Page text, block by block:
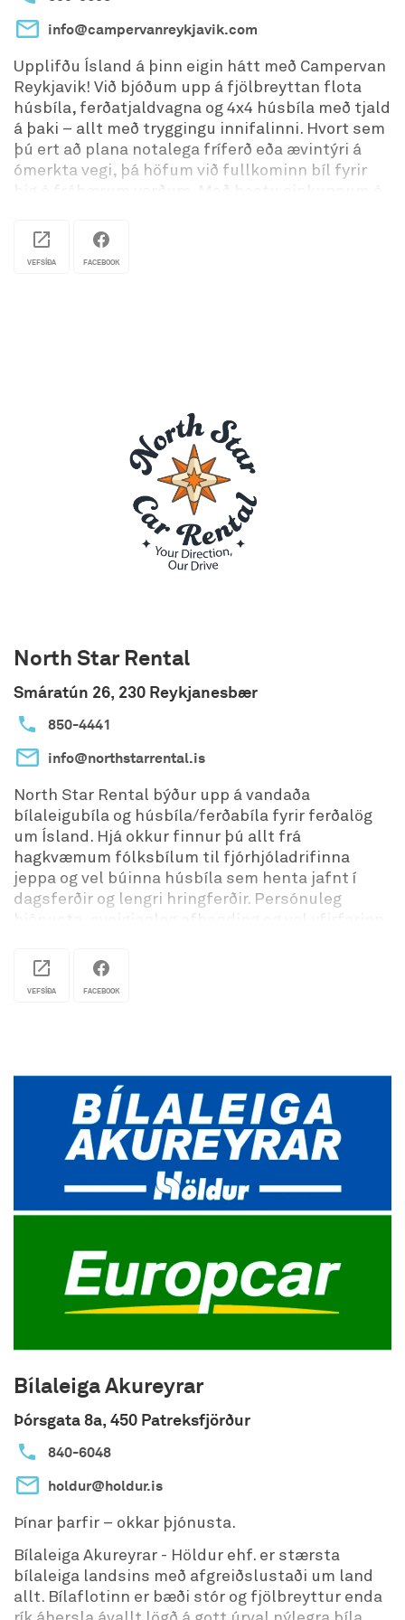
info@campervanreykjavik.com
Upplifðu Ísland á þinn eigin hátt með Campervan
Reykjavik! Við bjóðum upp á fjölbreyttan flota
húsbíla, ferðatjaldvagna og 4x4 húsbíla með tjald
á þaki – allt með tryggingu innifalinni. Hvort sem
þú ert að plana notalega fríferð eða ævintýri á
ómerkta vegi, þá höfum við fullkominn bíl fyrir
veita gæði, þægindi og ógleymanlega upplifanir.
Byrjaðu ferðina þína á Íslandi í dag!
VEFSÍÐA FACEBOOK
North Star Rental
Smáratún 26, 230 Reykjanesbær
850-4441
info@northstarrental.is
North Star Rental býður upp á vandaða
bílaleigubíla og húsbíla/ferðabíla fyrir ferðalög
um Ísland. Hjá okkur finnur þú allt frá
hagkvæmum fólksbílum til fjórhjóladrifinna
jeppa og vel búinna húsbíla sem henta jafnt í
dagsferðir og lengri hringferðir. Persónuleg
sem leiðin liggur um hringveginn, hálendið eða út
VEFSÍÐA FACEBOOK
Bílaleiga Akureyrar
Þórsgata 8a, 450 Patreksfjörður
840-6048
holdur@holdur.is
Þínar þarfir – okkar þjónusta.
Bílaleiga Akureyrar - Höldur ehf. er stærsta
bílaleiga landsins með afgreiðslustaði um land
allt. Bílaflotinn er bæði stór og fjölbreyttur enda